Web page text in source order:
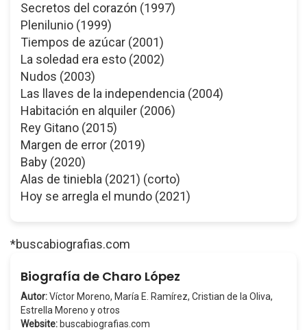
Secretos del corazón (1997)
Plenilunio (1999)
Tiempos de azúcar (2001)
La soledad era esto (2002)
Nudos (2003)
Las llaves de la independencia (2004)
Habitación en alquiler (2006)
Rey Gitano (2015)
Margen de error (2019)
Baby (2020)
Alas de tiniebla (2021) (corto)
Hoy se arregla el mundo (2021)
*buscabiografias.com
Biografía de Charo López
Autor:Víctor Moreno, María E. Ramírez, Cristian de la Oliva,
Estrella Moreno y otros
Website: buscabiografias.com